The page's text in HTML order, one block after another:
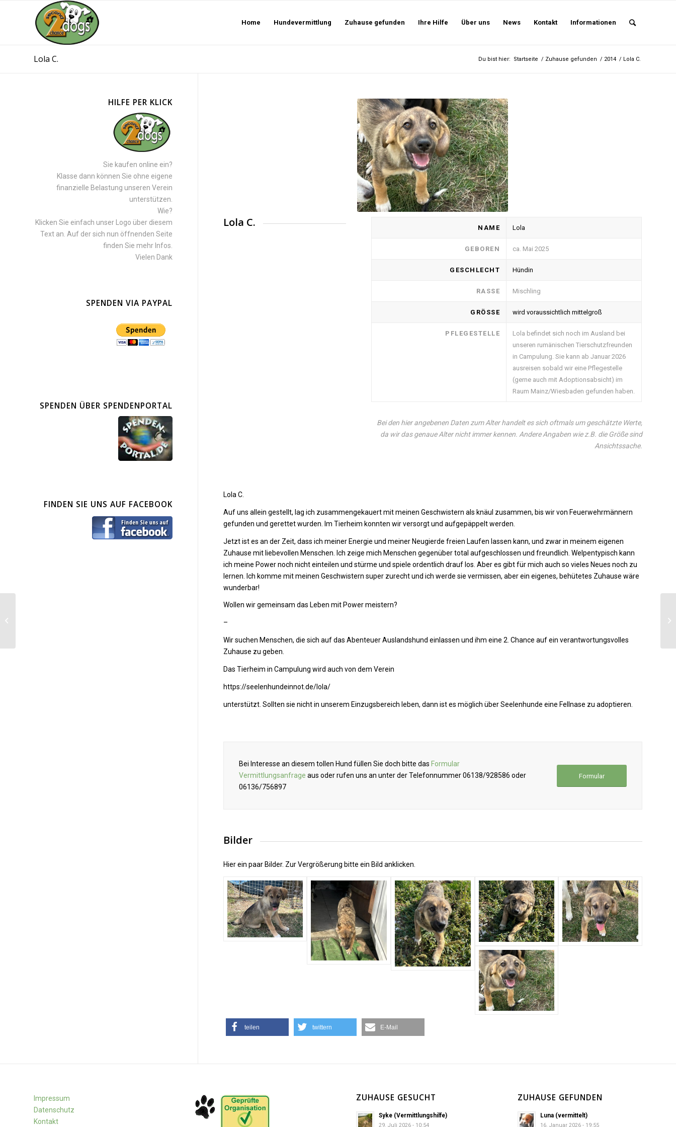
Home Hundevermittlung Zuhause gefunden Ihre Hilfe Über uns News Kontakt Informationen
Lola C. Du bist hier: Startseite / Zuhause gefunden / 2014 / Lola C.
Lola C. NAME Lola
GEBOREN ca. Mai 2025
GESCHLECHT Hündin
RASSE Mischling
GRÖSSE wird voraussichtlich mittelgroß
PFLEGESTELLE
Lola befindet sich noch im Ausland bei
unseren rumänischen Tierschutzfreunden
in Campulung. Sie kann ab Januar 2026
ausreisen sobald wir eine Pflegestelle
(gerne auch mit Adoptionsabsicht) im
Raum Mainz/Wiesbaden gefunden haben.
Bei den hier angebenen Daten zum Alter handelt es sich oftmals um geschätzte Werte,
da wir das genaue Alter nicht immer kennen. Andere Angaben wie z.B. die Größe sind
Ansichtssache.
Lola C.
Auf uns allein gestellt, lag ich zusammengekauert mit meinen Geschwistern als knäul zusammen, bis wir von Feuerwehrmännern
gefunden und gerettet wurden. Im Tierheim konnten wir versorgt und aufgepäppelt werden.
Jetzt ist es an der Zeit, dass ich meiner Energie und meiner Neugierde freien Laufen lassen kann, und zwar in meinem eigenen
Zuhause mit liebevollen Menschen. Ich zeige mich Menschen gegenüber total aufgeschlossen und freundlich. Welpentypisch kann
ich meine Power noch nicht einteilen und stürme und spiele ordentlich drauf los. Aber es gibt für mich auch so vieles Neues noch zu
lernen. Ich komme mit meinen Geschwistern super zurecht und ich werde sie vermissen, aber ein eigenes, behütetes Zuhause wäre
wunderbar!
Wollen wir gemeinsam das Leben mit Power meistern?
–
Wir suchen Menschen, die sich auf das Abenteuer Auslandshund einlassen und ihm eine 2. Chance auf ein verantwortungsvolles
Zuhause zu geben.
Das Tierheim in Campulung wird auch von dem Verein
https://seelenhundeinnot.de/lola/
unterstützt. Sollten sie nicht in unserem Einzugsbereich leben, dann ist es möglich über Seelenhunde eine Fellnase zu adoptieren.
Bei Interesse an diesem tollen Hund füllen Sie doch bitte das Formular
Vermittlungsanfrage aus oder rufen uns an unter der Telefonnummer 06138/928586 oder
06136/756897
Formular
Bilder
Hier ein paar Bilder. Zur Vergrößerung bitte ein Bild anklicken.
teilen twittern E-Mail
HILFE PER KLICK
Sie kaufen online ein?
Klasse dann können Sie ohne eigene
finanzielle Belastung unseren Verein
unterstützen.
Wie?
Klicken Sie einfach unser Logo über diesem
Text an. Auf der sich nun öffnenden Seite
finden Sie mehr Infos.
Vielen Dank
SPENDEN VIA PAYPAL
SPENDEN ÜBER SPENDENPORTAL
FINDEN SIE UNS AUF FACEBOOK
Impressum
Datenschutz
Kontakt
ZUHAUSE GESUCHT
Syke (Vermittlungshilfe)
29. Juli 2026 - 10:54
ZUHAUSE GEFUNDEN
Luna (vermittelt)
16. Januar 2026 - 19:55